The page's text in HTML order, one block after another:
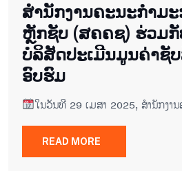
ສໍານັກງານຄະນະກໍາມ
ຫຼັກຊັບ (ສຄຄຊ) ຮ່ວມ
ບໍລິສັດປະເມີນມູນຄ່າຊັ
ອົບຮົມ
ໃນວັນທີ 29 ເມສາ 2025, ສໍານັກງາ
READ MORE